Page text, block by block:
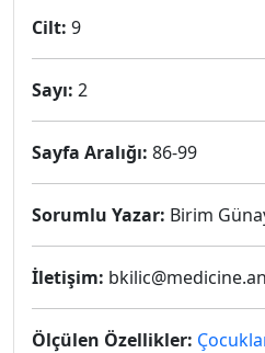
Cilt: 9
Sayı: 2
Sayfa Aralığı: 86-99
Sorumlu Yazar: Birim
İletişim:
Ölçülen Özellikler: